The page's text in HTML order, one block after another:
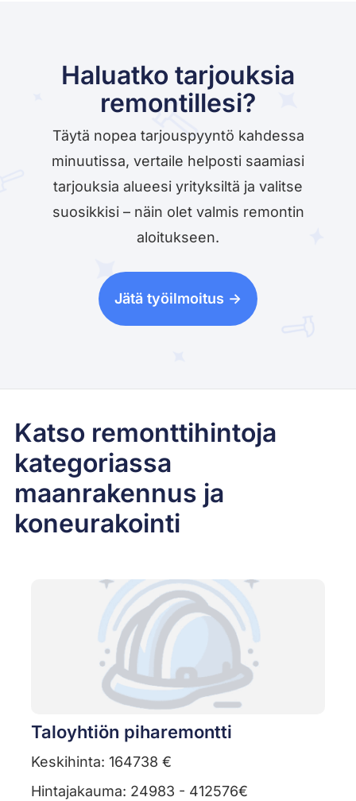
Haluatko tarjouksia
remontillesi?
Täytä nopea tarjouspyyntö kahdessa
minuutissa, vertaile helposti saamiasi
tarjouksia alueesi yrityksiltä ja valitse
suosikkisi – näin olet valmis remontin
aloitukseen.
Jätä työilmoitus ->
Katso remonttihintoja
kategoriassa
maanrakennus ja
koneurakointi
Taloyhtiön piharemontti
Keskihinta: 164738 €
Hintajakauma: 24983 - 412576€